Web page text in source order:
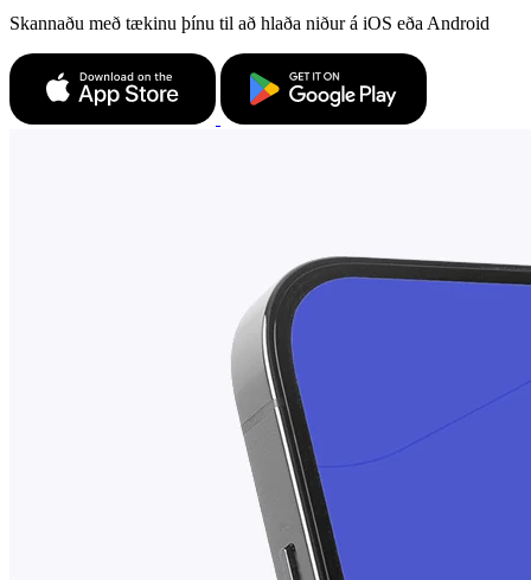
Skannaðu með tækinu þínu til að hlaða niður á iOS eða Android